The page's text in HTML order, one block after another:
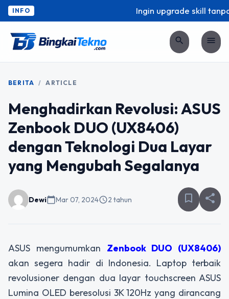
INFO Ingin upgrade skill
search menu
BERITA / ARTICLE
Menghadirkan Revolusi: ASUS
Zenbook DUO (UX8406)
dengan Teknologi Dua Layar
yang Mengubah Segalanya
Dewicalendar_todayMar 07, 2024schedule2 tahun bookmark_border share
ASUS mengumumkan Zenbook DUO (UX8406)
akan segera hadir di Indonesia. Laptop terbaik
revolusioner dengan dua layar touchscreen ASUS
Lumina OLED beresolusi 3K 120Hz yang dirancang